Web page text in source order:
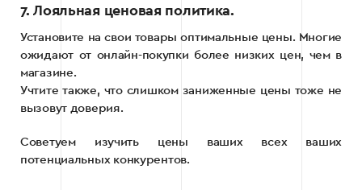
7. Лояльная ценовая политика.
Установите на свои товары оптимальные цены. Многие
ожидают от онлайн-покупки более низких цен, чем в
магазине.
Учтите также, что слишком заниженные цены тоже не
вызовут доверия.
Советуем изучить цены ваших всех ваших
потенциальных конкурентов.